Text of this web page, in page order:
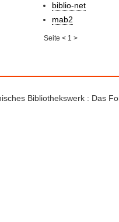
biblio-net
mab2
Seite< 1 >
Bibliothekswerk : Das